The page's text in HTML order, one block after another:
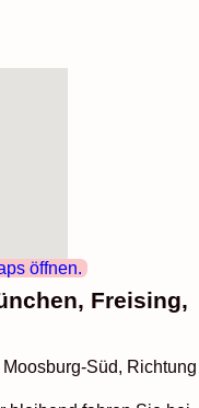
öffnen.
Freising,
Süd, Richtung